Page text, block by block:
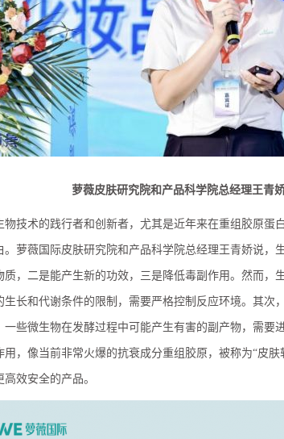
萝薇皮肤研究院和产品科学院总经理王青
物技术的践行者和创新者，尤其是近年来在重组胶原蛋
萝薇国际皮肤研究院和产品科学院总经理王青娇说，
质，二是能产生新的功效，三是降低毒副作用。然而，
长和代谢条件的限制，需要严格控制反应环境。其次
些微生物在发酵过程中可能产生有害的副产物，需要
，像当前非常火爆的抗衰成分重组胶原，被称为“皮
效安全的产品。